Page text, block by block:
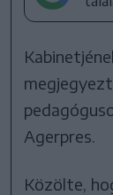
Agerpres.
Közölte,